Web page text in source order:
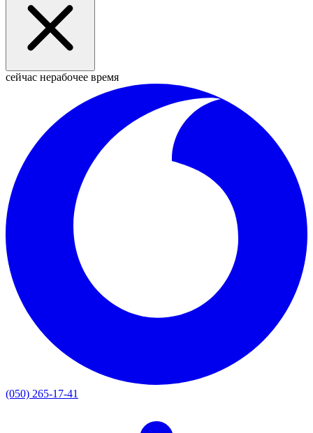
сейчас нерабочее время
(050) 265-17-41